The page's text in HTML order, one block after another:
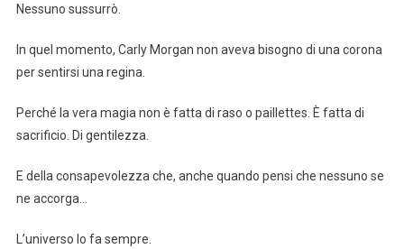
Nessuno sussurrò.
In quel momento, Carly Morgan non aveva bisogno di una corona
per sentirsi una regina.
Perché la vera magia non è fatta di raso o paillettes. È fatta di
sacrificio. Di gentilezza.
E della consapevolezza che, anche quando pensi che nessuno se
ne accorga…
L’universo lo fa sempre.